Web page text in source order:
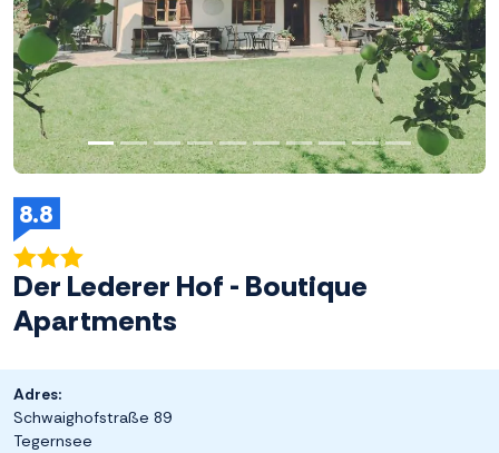
8.8
Der Lederer Hof - Boutique
Apartments
Adres:
Schwaighofstraße 89
Tegernsee